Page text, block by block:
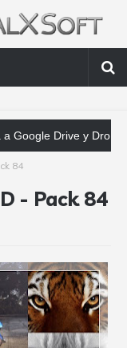
que las empresas deberían
84
- Pack 84